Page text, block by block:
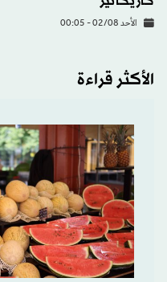
الأحد 02/08 - 00:05
الأكثر قراءة